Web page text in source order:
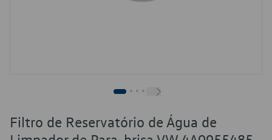
Filtro de Reservatório de Água de